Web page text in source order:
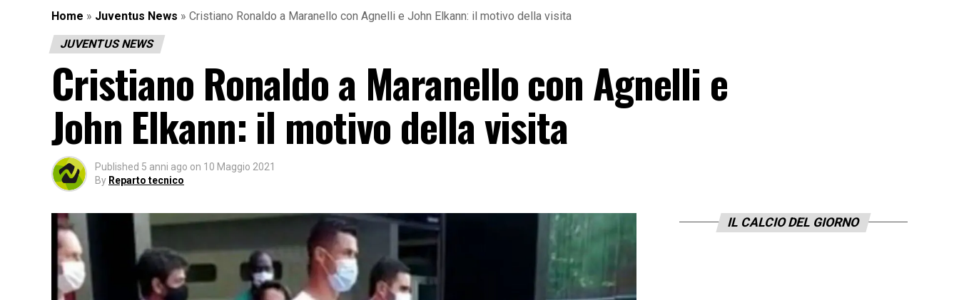
Home » Juventus News » Cristiano Ronaldo a Maranello con Agnelli e John Elkann: il motivo della visita
JUVENTUS NEWS
Cristiano Ronaldo a Maranello con Agnelli e
John Elkann: il motivo della visita
Published 5 anni ago on 10 Maggio 2021
By Reparto tecnico
IL CALCIO DEL GIORNO